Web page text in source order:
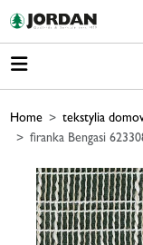
Home tekstylia
firanka Bengasi